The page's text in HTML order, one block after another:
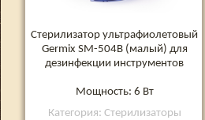
Стерилизатор ультрафиолетовый
Germix SM-504В (малый) для
дезинфекции инструментов
Мощность: 6 Вт
Категория: Стерилизаторы